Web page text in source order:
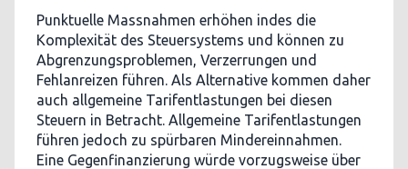
Punktuelle Massnahmen erhöhen indes die
Komplexität des Steuersystems und können zu
Abgrenzungsproblemen, Verzerrungen und
Fehlanreizen führen. Als Alternative kommen daher
auch allgemeine Tarifentlastungen bei diesen
Steuern in Betracht. Allgemeine Tarifentlastungen
führen jedoch zu spürbaren Mindereinnahmen.
Eine Gegenfinanzierung würde vorzugsweise über